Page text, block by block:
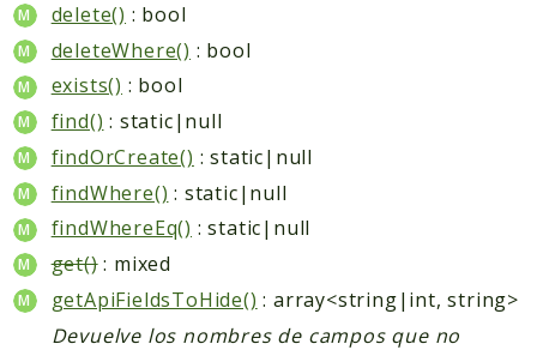
delete() : bool
deleteWhere() : bool
exists() : bool
find() : static|null
findOrCreate() : static|null
findWhere() : static|null
findWhereEq() : static|null
get(): mixed
getApiFieldsToHide() : array<string|int, string>
Devuelve los nombres de campos que no